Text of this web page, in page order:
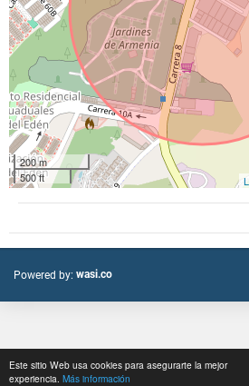
Este sitio Web usa cookies para asegurarte la mejor
experiencia. Más información
200 m
500 ft
Powered by: wasi.co